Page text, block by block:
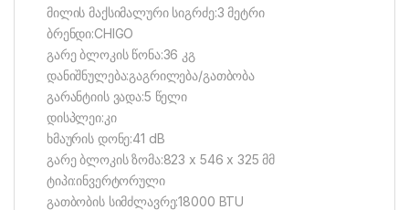
მილის მაქსიმალური სიგრძე:3 მეტრი
ბრენდი:CHIGO
გარე ბლოკის წონა:36 კგ
დანიშნულება:გაგრილება/გათბობა
გარანტიის ვადა:5 წელი
დისპლეი:კი
ხმაურის დონე:41 dB
გარე ბლოკის ზომა:823 x 546 x 325 მმ
ტიპი:ინვერტორული
გათბობის სიმძლავრე:18000 BTU